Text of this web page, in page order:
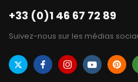
+33 (0)1 46 67 72 89
Suivez-nous sur les médias